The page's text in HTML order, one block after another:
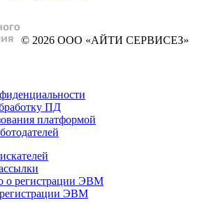
© 2026 ООО «АЙТИ СЕРВИСЕЗ»
ПД
платформой
о регистрации ЭВМ
ЭВМ